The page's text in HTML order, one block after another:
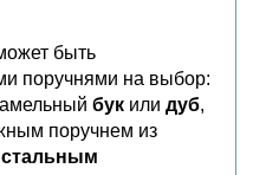
быть
поручнями на выбор:
бук или дуб,
поручнем из
стальным